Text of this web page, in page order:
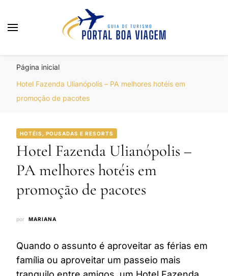
Página inicial
Hotel Fazenda Ulianópolis – PA melhores hotéis em
promoção de pacotes
HOTÉIS, POUSADAS E RESORTS
Hotel Fazenda Ulianópolis –
PA melhores hotéis em
promoção de pacotes
por MARIANA
Quando o assunto é aproveitar as férias em
família ou aproveitar um passeio mais